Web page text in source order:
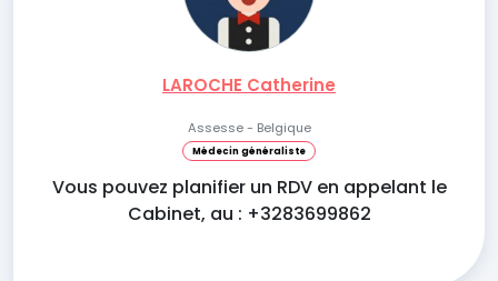
LAROCHE Catherine
Assesse - Belgique
Médecin généraliste
Vous pouvez planifier un RDV en appelant le
Cabinet, au : +3283699862